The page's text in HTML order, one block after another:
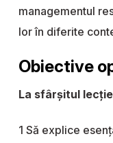
managementul
lor în diferite
Obiective
La sfârșitul
Să explice